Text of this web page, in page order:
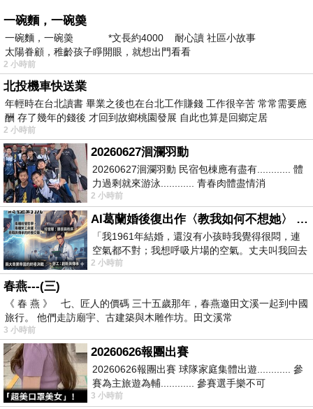
一碗麵，一碗羮
一碗麵，一碗羮 *文長約4000 耐心讀 社區小故事
太陽眷顧，稚齡孩子睜開眼，就想出門看看
2 小時前
北投機車快送業
年輕時在台北讀書 畢業之後也在台北工作賺錢 工作很辛苦 常常需要應
酬 存了幾年的錢後 才回到故鄉桃園發展 自此也算是回鄉定居
2 小時前
20260627洄瀾羽動
20260627洄瀾羽動 民宿包棟應有盡有............ 體
力過剩就來游泳............ 青春肉體盡情消
磨............ 晚餐不必
2 小時前
AI葛蘭婚後復出作〈教我如何不想她〉 #戀上老電影 #葛蘭 #粟子
「我1961年結婚，還沒有小孩時我覺得很悶，連
空氣都不對；我想呼吸片場的空氣。丈夫叫我回去
試試看……拍了〈教我如何不想她〉（1963
2 小時前
春燕---(三)
《 春 燕 》 七、匠人的價碼 三十五歲那年，春燕邀田文溪一起到中國
旅行。 他們走訪廟宇、古建築與木雕作坊。田文溪常
3 小時前
20260626報團出賽
20260626報團出賽 球隊家庭集體出遊............ 參
賽為主旅遊為輔............ 參賽選手樂不可
支............ 賽前旅遊
3 小時前